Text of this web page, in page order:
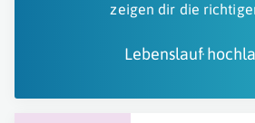
zeigen dir die
Lebenslauf